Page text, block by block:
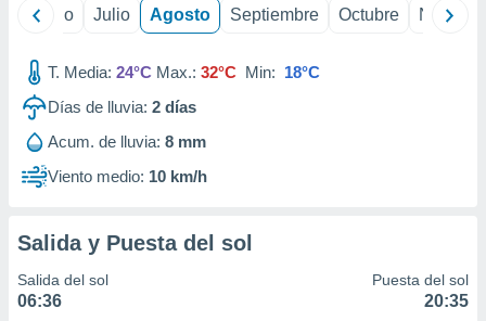
1199
Junio Julio Agosto Septiembre Octubre
T. Media: 24°C Max.: 32°C Min: 18°C
Días de lluvia: 2 días
Acum. de lluvia: 8 mm
Viento medio: 10 km/h
Salida y Puesta del sol
Salida del sol
06:36
Puesta del sol
20:35